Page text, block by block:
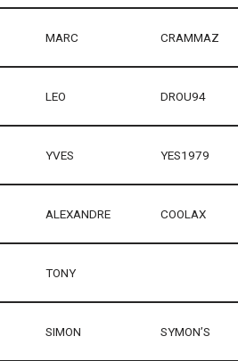
MARC CRAMMAZ
LEO DROU94
YVES YES1979
ALEXANDRE COOLAX
TONY
SIMON SYMON’S